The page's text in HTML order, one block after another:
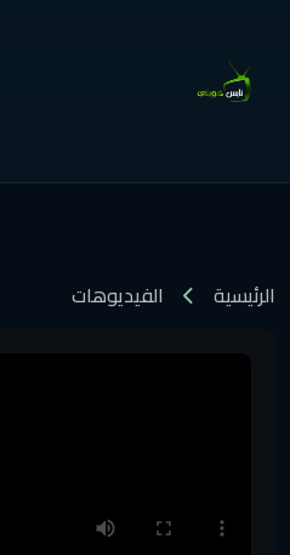
الرئيسية الفيديوهات